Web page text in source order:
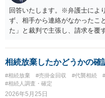
回答いたします。※弁護士によ
ず、相手から連絡がなかったこ
た」と裁判で主張し、請求を覆
上、その時点で解約の合意は成
けサービスでは規約で解約方法
いるため、電話口のやり取り
性が高いです。 訴状が届いてい
相手の請求どおりの判決が下さ
相続放棄したかどうかの確
#相続放棄 #売掛金回収 #代襲相続
#相続人調査・確定
2026年5月25日